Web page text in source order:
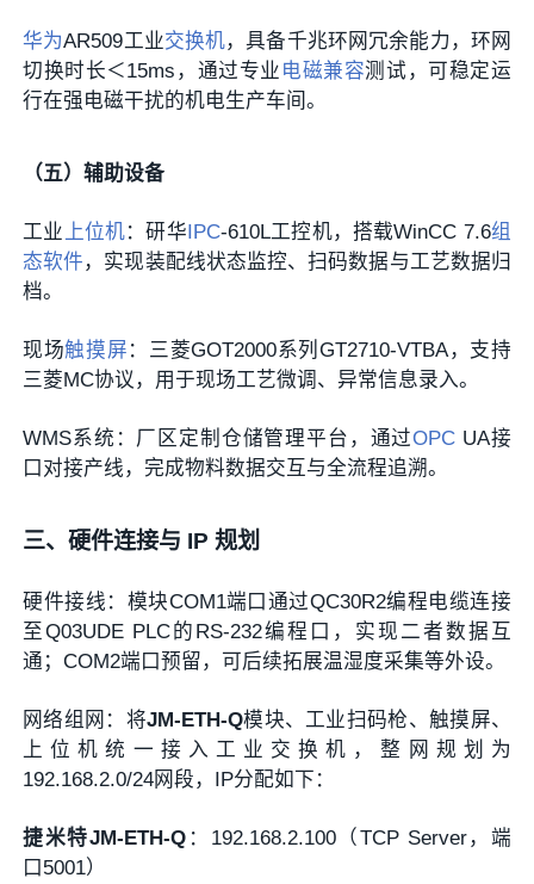
华为AR509工业交换机，具备千兆环网冗余能力，环网
切换时长＜15ms，通过专业 电磁兼容测试，可稳定运
行在强电磁干扰的机电生产车间。
（五）辅助设备
工业上位机：研华IPC-610L工控机，搭载WinCC 7.6组
态软件 ，实现装配线状态监控、扫码数据与工艺数据归
档。
现场触摸屏 ：三菱GOT2000系列GT2710-VTBA，支持
三菱MC协议，用于现场工艺微调、异常信息录入。
WMS系统：厂区定制仓储管理平台，通过OPC UA接
口对接产线，完成物料数据交互与全流程追溯。
三、硬件连接与 IP 规划
硬件接线：模块COM1端口通过QC30R2编程电缆连接
至Q03UDE PLC的RS-232编程口，实现二者数据互
通；COM2端口预留，可后续拓展温湿度采集等外设。
网络组网：将JM-ETH-Q模块、工业扫码枪、触摸屏、
上位机统一接入工业交换机，整网规划为
192.168.2.0/24网段，IP分配如下：
捷米特JM-ETH-Q ：192.168.2.100（TCP Server，端
口5001）